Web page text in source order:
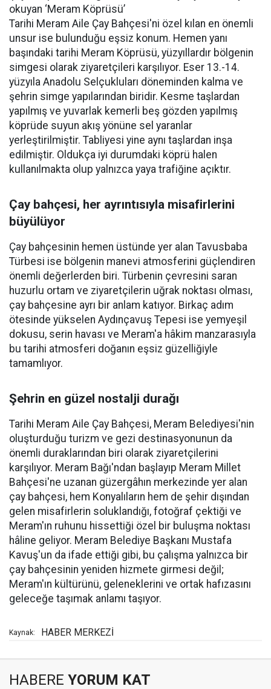
okuyan ‘Meram Köprüsü’
Tarihi Meram Aile Çay Bahçesi'ni özel kılan en önemli
unsur ise bulunduğu eşsiz konum. Hemen yanı
başındaki tarihi Meram Köprüsü, yüzyıllardır bölgenin
simgesi olarak ziyaretçileri karşılıyor. Eser 13.-14.
yüzyıla Anadolu Selçukluları döneminden kalma ve
şehrin simge yapılarından biridir. Kesme taşlardan
yapılmış ve yuvarlak kemerli beş gözden yapılmış
köprüde suyun akış yönüne sel yaranlar
yerleştirilmiştir. Tabliyesi yine aynı taşlardan inşa
edilmiştir. Oldukça iyi durumdaki köprü halen
kullanılmakta olup yalnızca yaya trafiğine açıktır.
Çay bahçesi, her ayrıntısıyla misafirlerini
büyülüyor
Çay bahçesinin hemen üstünde yer alan Tavusbaba
Türbesi ise bölgenin manevi atmosferini güçlendiren
önemli değerlerden biri. Türbenin çevresini saran
huzurlu ortam ve ziyaretçilerin uğrak noktası olması,
çay bahçesine ayrı bir anlam katıyor. Birkaç adım
ötesinde yükselen Aydınçavuş Tepesi ise yemyeşil
dokusu, serin havası ve Meram'a hâkim manzarasıyla
bu tarihi atmosferi doğanın eşsiz güzelliğiyle
tamamlıyor.
Şehrin en güzel nostalji durağı
Tarihi Meram Aile Çay Bahçesi, Meram Belediyesi'nin
oluşturduğu turizm ve gezi destinasyonunun da
önemli duraklarından biri olarak ziyaretçilerini
karşılıyor. Meram Bağı'ndan başlayıp Meram Millet
Bahçesi'ne uzanan güzergâhın merkezinde yer alan
çay bahçesi, hem Konyalıların hem de şehir dışından
gelen misafirlerin soluklandığı, fotoğraf çektiği ve
Meram'ın ruhunu hissettiği özel bir buluşma noktası
hâline geliyor. Meram Belediye Başkanı Mustafa
Kavuş'un da ifade ettiği gibi, bu çalışma yalnızca bir
çay bahçesinin yeniden hizmete girmesi değil;
Meram'ın kültürünü, geleneklerini ve ortak hafızasını
geleceğe taşımak anlamı taşıyor.
Kaynak: HABER MERKEZİ
HABERE YORUM KAT